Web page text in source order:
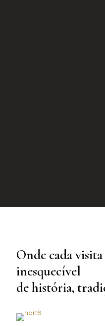
Onde cada
inesquecível
de história,